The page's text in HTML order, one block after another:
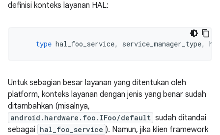
definisi konteks layanan HAL:
type hal_foo_service, service_manager_type,
Untuk sebagian besar layanan yang ditentukan oleh
platform, konteks layanan dengan jenis yang benar sudah
ditambahkan (misalnya,
android.hardware.foo.IFoo/default sudah ditandai
sebagai hal_foo_service ). Namun, jika klien framework